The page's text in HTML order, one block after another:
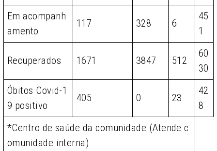
Em acompanh
amento
117 328 6
45
1
Recuperados 1671 3847 512
60
30
Óbitos Covid-1
9 positivo
405 0 23
42
8
*Centro de saúde da comunidade (Atende c
omunidade interna)